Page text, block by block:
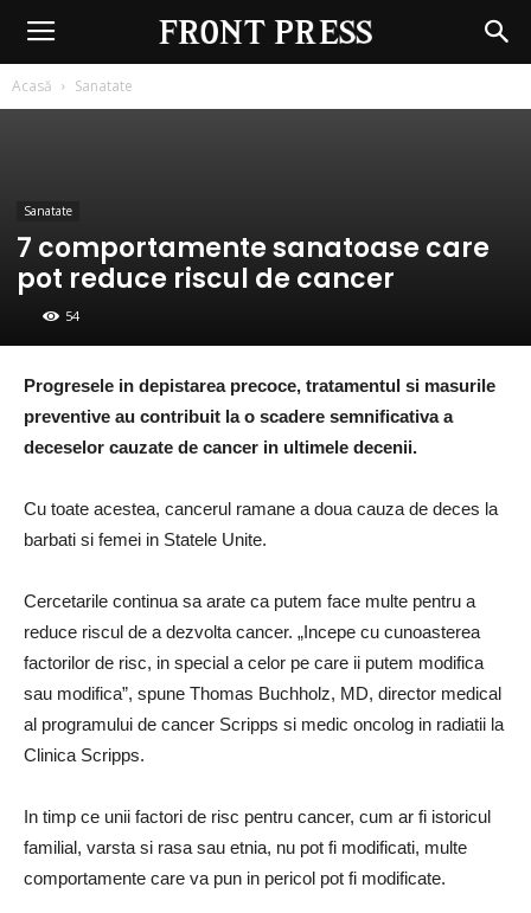
Front
Press
Acasă Sanatate
Sanatate
7 comportamente sanatoase care
pot reduce riscul de cancer
54
Progresele in depistarea precoce, tratamentul si masurile
preventive au contribuit la o scadere semnificativa a
deceselor cauzate de cancer in ultimele decenii.
Cu toate acestea, cancerul ramane a doua cauza de deces la
barbati si femei in Statele Unite.
Cercetarile continua sa arate ca putem face multe pentru a
reduce riscul de a dezvolta cancer. „Incepe cu cunoasterea
factorilor de risc, in special a celor pe care ii putem modifica
sau modifica”, spune Thomas Buchholz, MD, director medical
al programului de cancer Scripps si medic oncolog in radiatii la
Clinica Scripps.
In timp ce unii factori de risc pentru cancer, cum ar fi istoricul
familial, varsta si rasa sau etnia, nu pot fi modificati, multe
comportamente care va pun in pericol pot fi modificate.